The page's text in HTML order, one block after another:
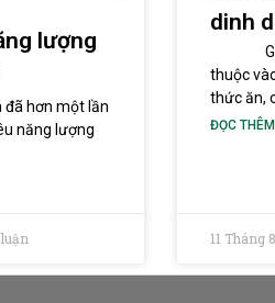
lượng
đã hơn một lần
năng lượng
dinh
thuộc
thức ăn,
ĐỌC
11 Tháng